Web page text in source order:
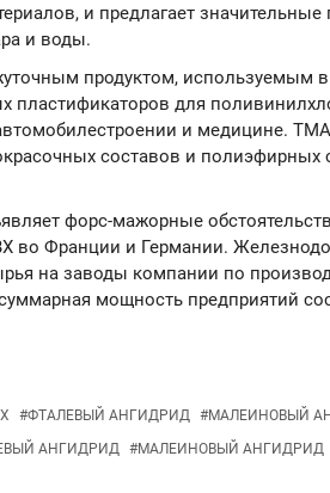
и предлагает
и воды.
продуктом, используемым в
пластификаторов для
и медицине.
составов и полиэфирных
форс-мажорные
во Франции и Германии.
на заводы компании по
мощность предприятий
#ФТАЛЕВЫЙ АНГИДРИД #МАЛЕИНОВЫЙ
АНГИДРИД #МАЛЕИНОВЫЙ АНГИДРИД